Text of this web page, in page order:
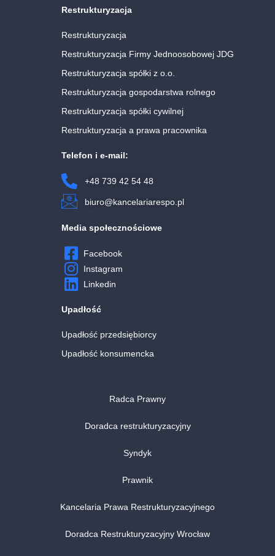
Restrukturyzacja
Restrukturyzacja
Restrukturyzacja Firmy Jednoosobowej JDG
Restrukturyzacja spółki z o.o.
Restrukturyzacja gospodarstwa rolnego
Restrukturyzacja spółki cywilnej
Restrukturyzacja a prawa pracownika
Telefon i e-mail:
+48 739 42 54 48
biuro@kancelariarespo.pl
Media społecznościowe
Facebook
Instagram
Linkedin
Upadłość
Upadłość przedsiębiorcy
Upadłość konsumencka
Radca Prawny
Doradca restrukturyzacyjny
Syndyk
Prawnik
Kancelaria Prawa Restrukturyzacyjnego
Doradca Restrukturyzacyjny Wrocław